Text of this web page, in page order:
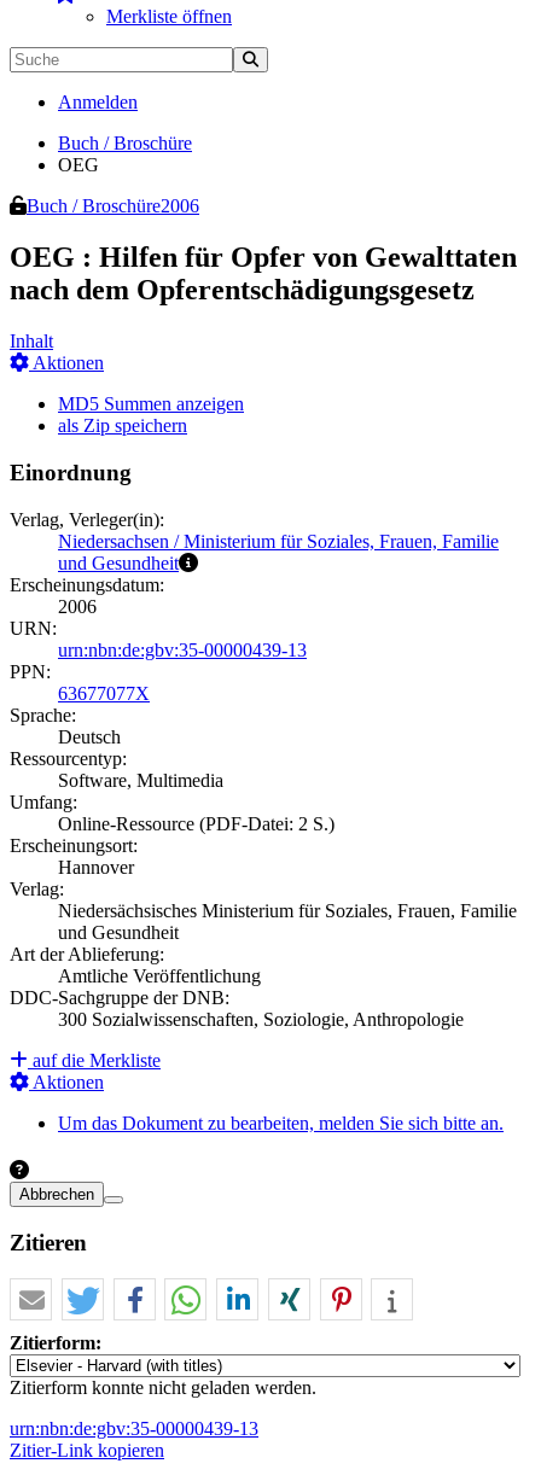
Merkliste öffnen
Anmelden
Buch / Broschüre
OEG
Buch / Broschüre2006
OEG : Hilfen für Opfer von Gewalttaten
nach dem Opferentschädigungsgesetz
Inhalt
Aktionen
MD5 Summen anzeigen
als Zip speichern
Einordnung
Verlag, Verleger(in):
Niedersachsen / Ministerium für Soziales, Frauen, Familie
und Gesundheit
Erscheinungsdatum:
2006
URN:
urn:nbn:de:gbv:35-00000439-13
PPN:
63677077X
Sprache:
Deutsch
Ressourcentyp:
Software, Multimedia
Umfang:
Online-Ressource (PDF-Datei: 2 S.)
Erscheinungsort:
Hannover
Verlag:
Niedersächsisches Ministerium für Soziales, Frauen, Familie
und Gesundheit
Art der Ablieferung:
Amtliche Veröffentlichung
DDC-Sachgruppe der DNB:
300 Sozialwissenschaften, Soziologie, Anthropologie
auf die Merkliste
Aktionen
Um das Dokument zu bearbeiten, melden Sie sich bitte an.
Abbrechen
Zitieren
Zitierform:
Zitierform konnte nicht geladen werden.
urn:nbn:de:gbv:35-00000439-13
Zitier-Link kopieren